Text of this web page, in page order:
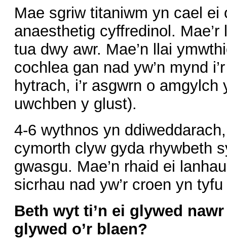
Mae sgriw titaniwm yn cael ei
anaesthetig cyffredinol.
tua dwy awr. Mae’n llai
cochlea gan nad yw’n mynd
hytrach, i’r asgwrn o
uwchben y glust).
4-6 wythnos yn
cymorth clyw gyda rhywbeth
gwasgu. Mae’n rhaid ei
sicrhau nad yw’r croen yn
Beth wyt ti’n ei glywed
glywed o’r blaen?